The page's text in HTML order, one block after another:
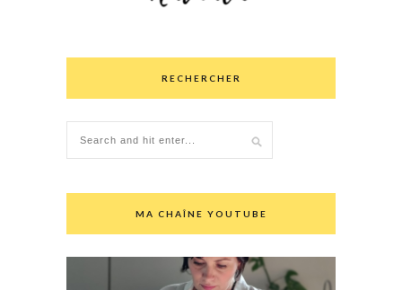
RECHERCHER
MA CHAÎNE YOUTUBE